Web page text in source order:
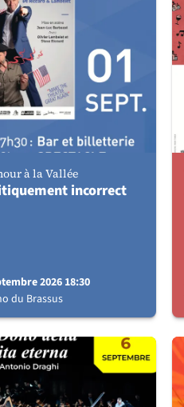
à la Vallée
incorrect
2026 18:30
du Brassus